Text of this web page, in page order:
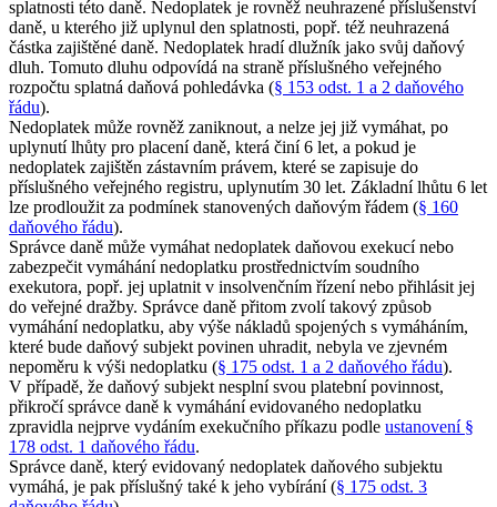
splatnosti této daně. Nedoplatek je rovněž neuhrazené příslušenství
daně, u kterého již uplynul den splatnosti, popř. též neuhrazená
částka zajištěné daně. Nedoplatek hradí dlužník jako svůj daňový
dluh. Tomuto dluhu odpovídá na straně příslušného veřejného
rozpočtu splatná daňová pohledávka (§ 153 odst. 1 a 2 daňového
řádu).
Nedoplatek může rovněž zaniknout, a nelze jej již vymáhat, po
uplynutí lhůty pro placení daně, která činí 6 let, a pokud je
nedoplatek zajištěn zástavním právem, které se zapisuje do
příslušného veřejného registru, uplynutím 30 let. Základní lhůtu 6 let
lze prodloužit za podmínek stanovených daňovým řádem (§ 160
daňového řádu).
Správce daně může vymáhat nedoplatek daňovou exekucí nebo
zabezpečit vymáhání nedoplatku prostřednictvím soudního
exekutora, popř. jej uplatnit v insolvenčním řízení nebo přihlásit jej
do veřejné dražby. Správce daně přitom zvolí takový způsob
vymáhání nedoplatku, aby výše nákladů spojených s vymáháním,
které bude daňový subjekt povinen uhradit, nebyla ve zjevném
nepoměru k výši nedoplatku (§ 175 odst. 1 a 2 daňového řádu).
V případě, že daňový subjekt nesplní svou platební povinnost,
přikročí správce daně k vymáhání evidovaného nedoplatku
zpravidla nejprve vydáním exekučního příkazu podle ustanovení §
178 odst. 1 daňového řádu.
Správce daně, který evidovaný nedoplatek daňového subjektu
vymáhá, je pak příslušný také k jeho vybírání (§ 175 odst. 3